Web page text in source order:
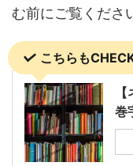
む前にご覧くださ
こちらも
巻